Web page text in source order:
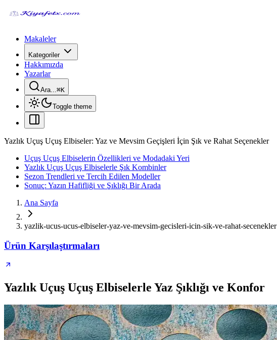
Makaleler
Kategoriler
Hakkımızda
Yazarlar
Ara...⌘K
Toggle theme
Yazlık Uçuş Uçuş Elbiseler: Yaz ve Mevsim Geçişleri İçin Şık ve Rahat Seçenekler
Uçuş Uçuş Elbiselerin Özellikleri ve Modadaki Yeri
Yazlık Uçuş Uçuş Elbiselerle Şık Kombinler
Sezon Trendleri ve Tercih Edilen Modeller
Sonuç: Yazın Hafifliği ve Şıklığı Bir Arada
Ana Sayfa
yazlik-ucus-ucus-elbiseler-yaz-ve-mevsim-gecisleri-icin-sik-ve-rahat-secenekler
Ürün Karşılaştırmaları
Yazlık Uçuş Uçuş Elbiselerle Yaz Şıklığı ve Konfor